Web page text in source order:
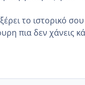
το ιστορικό
πια δεν χάνεις